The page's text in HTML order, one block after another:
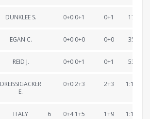
DUNKLEE S. 0+0 0+1 0+1 17:23.4
EGAN C. 0+0 0+0 0+0 35:12.2
REID J. 0+0 0+1 0+1 53:45.4
DREISSIGACKER
E.
0+0 2+3 2+3 1:14:22.4
ITALY 6 0+4 1+5 1+9 1:14:33.0